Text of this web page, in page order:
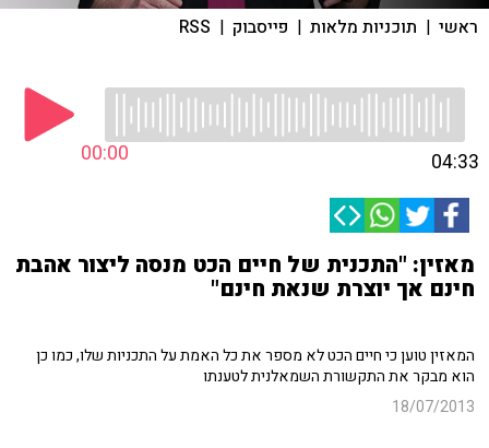
ראשי | תוכניות מלאות | פייסבוק |
RSS
00:00 04:33
מאזין: "התכנית של חיים הכט מנסה ליצור אהבת
חינם אך יוצרת שנאת חינם"
המאזין טוען כי חיים הכט לא מספר את כל האמת על התכניות שלו, כמו כן
הוא מבקר את התקשורת השמאלנית לטענתו
18/07/2013